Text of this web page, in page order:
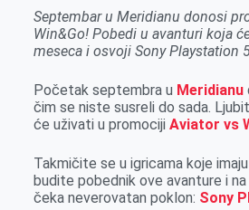
b
o
k
e
n
e
r
e
d
n
r
s
A
p
Septembar u Meridianu donosi
Win&Go! Pobedi u avanturi koja
meseca i osvoji Sony Playstation
Početak septembra u Meridianu
čim se niste susreli do sada.
će uživati u promociji Aviator vs
Takmičite se u igricama koje
budite pobednik ove avanture i
čeka neverovatan poklon: Sony